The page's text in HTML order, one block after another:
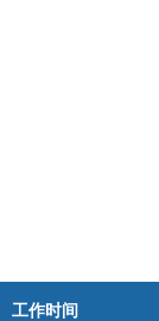
工作时间